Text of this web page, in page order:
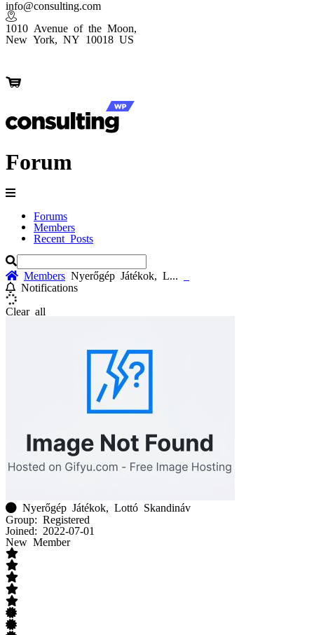
info@consulting.com
1010 Avenue of the Moon,
New York, NY 10018 US
Forum
Forums
Members
Recent Posts
Members Nyerőgép Játékok, L...
Notifications
Clear all
Nyerőgép Játékok, Lottó Skandináv
Group: Registered
Joined: 2022-07-01
New Member